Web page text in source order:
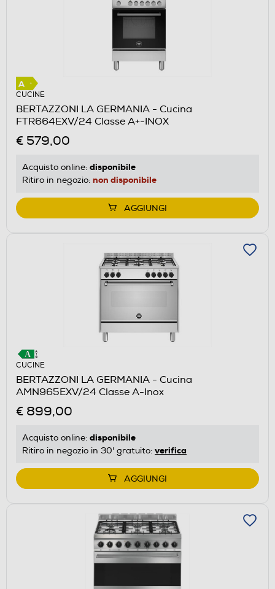
CUCINE
BERTAZZONI LA GERMANIA - Cucina
FTR664EXV/24 Classe A+-INOX
€ 579,00
Acquisto online: disponibile
Ritiro in negozio: non disponibile
AGGIUNGI
CUCINE
BERTAZZONI LA GERMANIA - Cucina
AMN965EXV/24 Classe A-Inox
€ 899,00
Acquisto online: disponibile
Ritiro in negozio in 30' gratuito: verifica
AGGIUNGI